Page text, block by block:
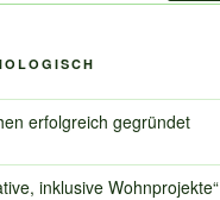
erfolgreich gegründet
inklusive Wohnprojekte“